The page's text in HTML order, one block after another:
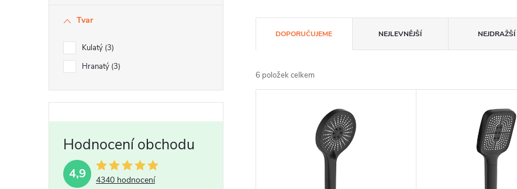
Tvar
Kulatý 3
Hranatý 3
4,9 4340 hodnocení
a
z
e
DOPORUČUJEME NEJLEVNĚJŠÍ NEJDRAŽŠÍ
6 položek celkem